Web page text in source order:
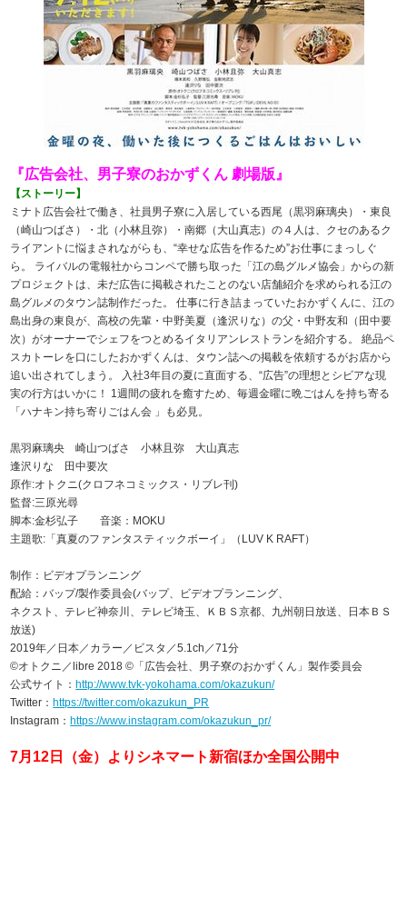
『広告会社、男子寮のおかずくん 劇場版』
【ストーリー】
ミナト広告会社で働き、社員男子寮に入居している西尾（黒羽麻璃央）・東良
（崎山つばさ）・北（小林且弥）・南郷（大山真志）の４人は、クセのあるク
ライアントに悩まされながらも、“幸せな広告を作るため”お仕事にまっしぐ
ら。 ライバルの電報社からコンペで勝ち取った「江の島グルメ協会」からの新
プロジェクトは、未だ広告に掲載されたことのない店舗紹介を求められる江の
島グルメのタウン誌制作だった。 仕事に行き詰まっていたおかずくんに、江の
島出身の東良が、高校の先輩・中野美夏（逢沢りな）の父・中野友和（田中要
次）がオーナーでシェフをつとめるイタリアンレストランを紹介する。 絶品ペ
スカトーレを口にしたおかずくんは、タウン誌への掲載を依頼するがお店から
追い出されてしまう。 入社3年目の夏に直面する、“広告”の理想とシビアな現
実の行方はいかに！ 1週間の疲れを癒すため、毎週金曜に晩ごはんを持ち寄る
「ハナキン持ち寄りごはん会 」も必見。
黒羽麻璃央 崎山つばさ 小林且弥 大山真志
逢沢りな 田中要次
原作:オトクニ(クロフネコミックス・リブレ刊)
監督:三原光尋
脚本:金杉弘子 音楽：MOKU
主題歌:「真夏のファンタスティックボーイ」（LUV K RAFT）
制作：ビデオプランニング
配給：バップ/製作委員会(バップ、ビデオプランニング、
ネクスト、テレビ神奈川、テレビ埼玉、ＫＢＳ京都、九州朝日放送、日本ＢＳ
放送)
2019年／日本／カラー／ビスタ／5.1ch／71分
©オトクニ／libre 2018 ©「広告会社、男子寮のおかずくん」製作委員会
公式サイト：http://www.tvk-yokohama.com/okazukun/
Twitter：https://twitter.com/okazukun_PR
Instagram：https://www.instagram.com/okazukun_pr/
7月12日（金）よりシネマート新宿ほか全国公開中